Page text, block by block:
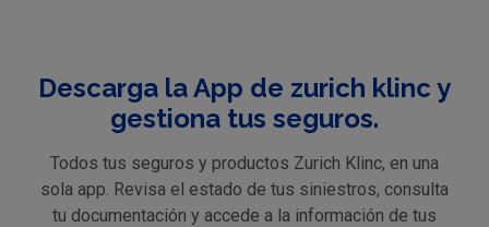
Descarga la App de zurich klinc y
gestiona tus seguros.
Todos tus seguros y productos Zurich Klinc, en una
sola app. Revisa el estado de tus siniestros, consulta
tu documentación y accede a la información de tus